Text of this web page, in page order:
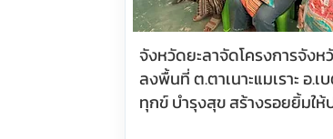
จังหวัดยะลาจัดโครงการจังห
ลงพื้นที่ ต.ตาเนาะแมเราะ อ.เ
ทุกข์ บำรุงสุข สร้างรอยยิ้มให้